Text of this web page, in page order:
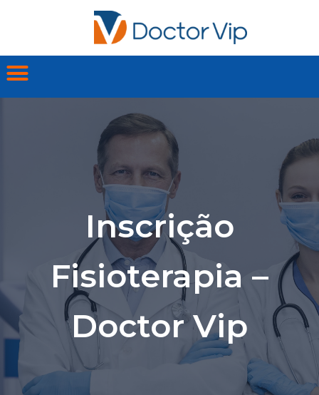
Inscrição
Fisioterapia –
Doctor Vip